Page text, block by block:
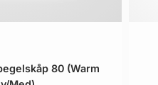
80 (Warm